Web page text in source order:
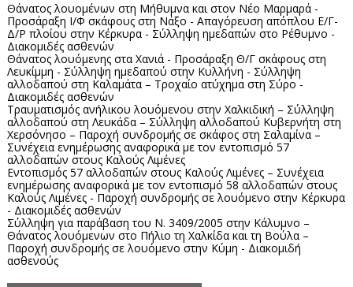
Θάνατος λουομένων στη Μήθυμνα και στον Νέο Μαρμαρά -
Προσάραξη Ι/Φ σκάφους στη Νάξο - Απαγόρευση απόπλου Ε/Γ-
Δ/Ρ πλοίου στην Κέρκυρα - Σύλληψη ημεδαπών στο Ρέθυμνο -
Διακομιδές ασθενών
Θάνατος λουόμενης στα Χανιά - Προσάραξη Θ/Γ σκάφους στη
Λευκίμμη - Σύλληψη ημεδαπού στην Κυλλήνη - Σύλληψη
αλλοδαπού στη Καλαμάτα – Τροχαίο ατύχημα στη Σύρο -
Διακομιδές ασθενών
Τραυματισμός ανήλικου λουόμενου στην Χαλκιδική – Σύλληψη
αλλοδαπού στη Λευκάδα – Σύλληψη αλλοδαπού Κυβερνήτη στη
Χερσόνησο – Παροχή συνδρομής σε σκάφος στη Σαλαμίνα –
Συνέχεια ενημέρωσης αναφορικά με τον εντοπισμό 57
αλλοδαπών στους Καλούς Λιμένες
Εντοπισμός 57 αλλοδαπών στους Καλούς Λιμένες – Συνέχεια
ενημέρωσης αναφορικά με τον εντοπισμό 58 αλλοδαπών στους
Καλούς Λιμένες - Παροχή συνδρομής σε λουόμενο στην Κέρκυρα
- Διακομιδές ασθενών
Σύλληψη για παράβαση του Ν. 3409/2005 στην Κάλυμνο –
Θάνατος λουόμενων στο Πήλιο τη Χαλκίδα και τη Βούλα –
Παροχή συνδρομής σε λουόμενο στην Κύμη - Διακομιδή
ασθενούς